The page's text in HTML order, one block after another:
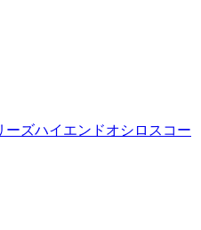
ーズハイエンドオシロスコー